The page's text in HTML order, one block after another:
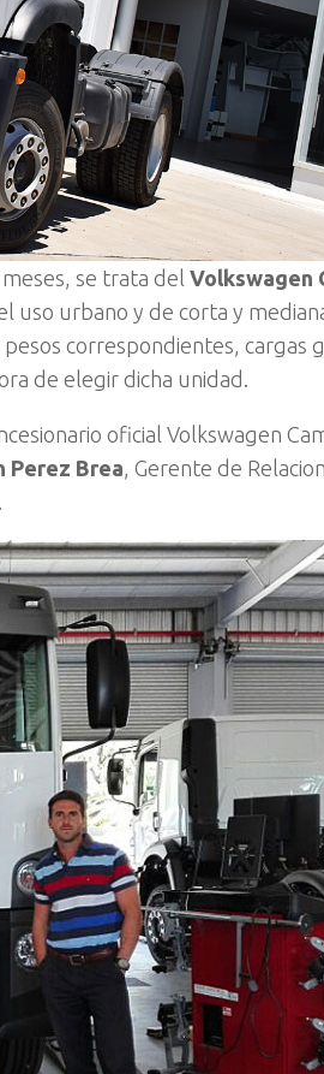
se trata del Volkswagen
uso urbano y de corta y
correspondientes, cargas
de elegir dicha unidad.
oficial Volkswagen
Perez Brea, Gerente de